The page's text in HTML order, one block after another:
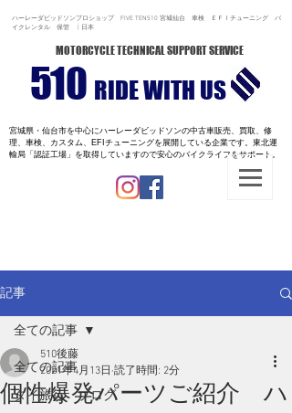
ハーレーダビッドソンプロショップ FIVE TEN510 宮城仙台 車検 ＥＦＩチューニング バ
イクレンタル 保管 | 日本
MOTORCYCLE TECHNICAL SUPPORT SERVICE
510 RIDE WITH US
宮城県・仙台市を中心にハーレーダビッドソンの中古車販売、買取、修
理、車検、カスタム、EFIチューニングを展開している企業です。 東北運
輸局「認証工場」を取得していますので安心のバイクライフをサポート。
記事
全ての記事
タイ旅行 ブログ
全ての記事
個性爆発パーツご紹介 ハ
510後藤
2021年4月13日 読了時間: 2分